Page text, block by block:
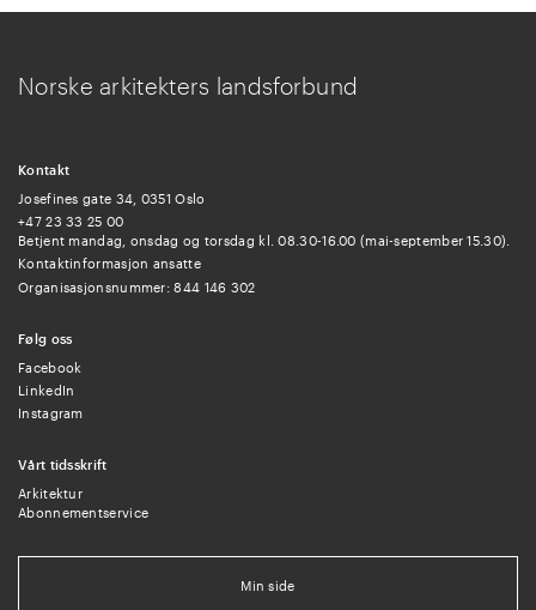
Norske arkitekters landsforbund
Kontakt
Josefines gate 34, 0351 Oslo
+47 23 33 25 00
Betjent mandag, onsdag og torsdag kl. 08.30-16.00 (mai-september 15.30).
Kontaktinformasjon ansatte
Organisasjonsnummer: 844 146 302
Følg oss
Facebook
LinkedIn
Instagram
Vårt tidsskrift
Arkitektur
Abonnementservice
Min side